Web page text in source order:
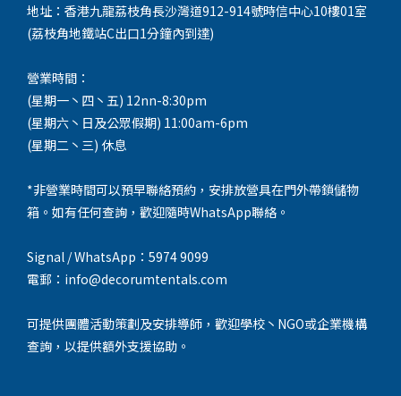
地址：香港九龍荔枝角長沙灣道912-914號時信中心10樓01室
(荔枝角地鐵站C出口1分鐘內到達)
營業時間：
(星期一丶四丶五) 12nn-8:30pm
(星期六丶日及公眾假期) 11:00am-6pm
(星期二丶三) 休息
*非營業時間可以預早聯絡預約，安排放營具在門外帶鎖儲物
箱。如有任何查詢，歡迎隨時WhatsApp聯絡。
Signal / WhatsApp：5974 9099
電郵：info@decorumtentals.com
可提供團體活動策劃及安排導師，歡迎學校丶NGO或企業機構
查詢，以提供額外支援協助。